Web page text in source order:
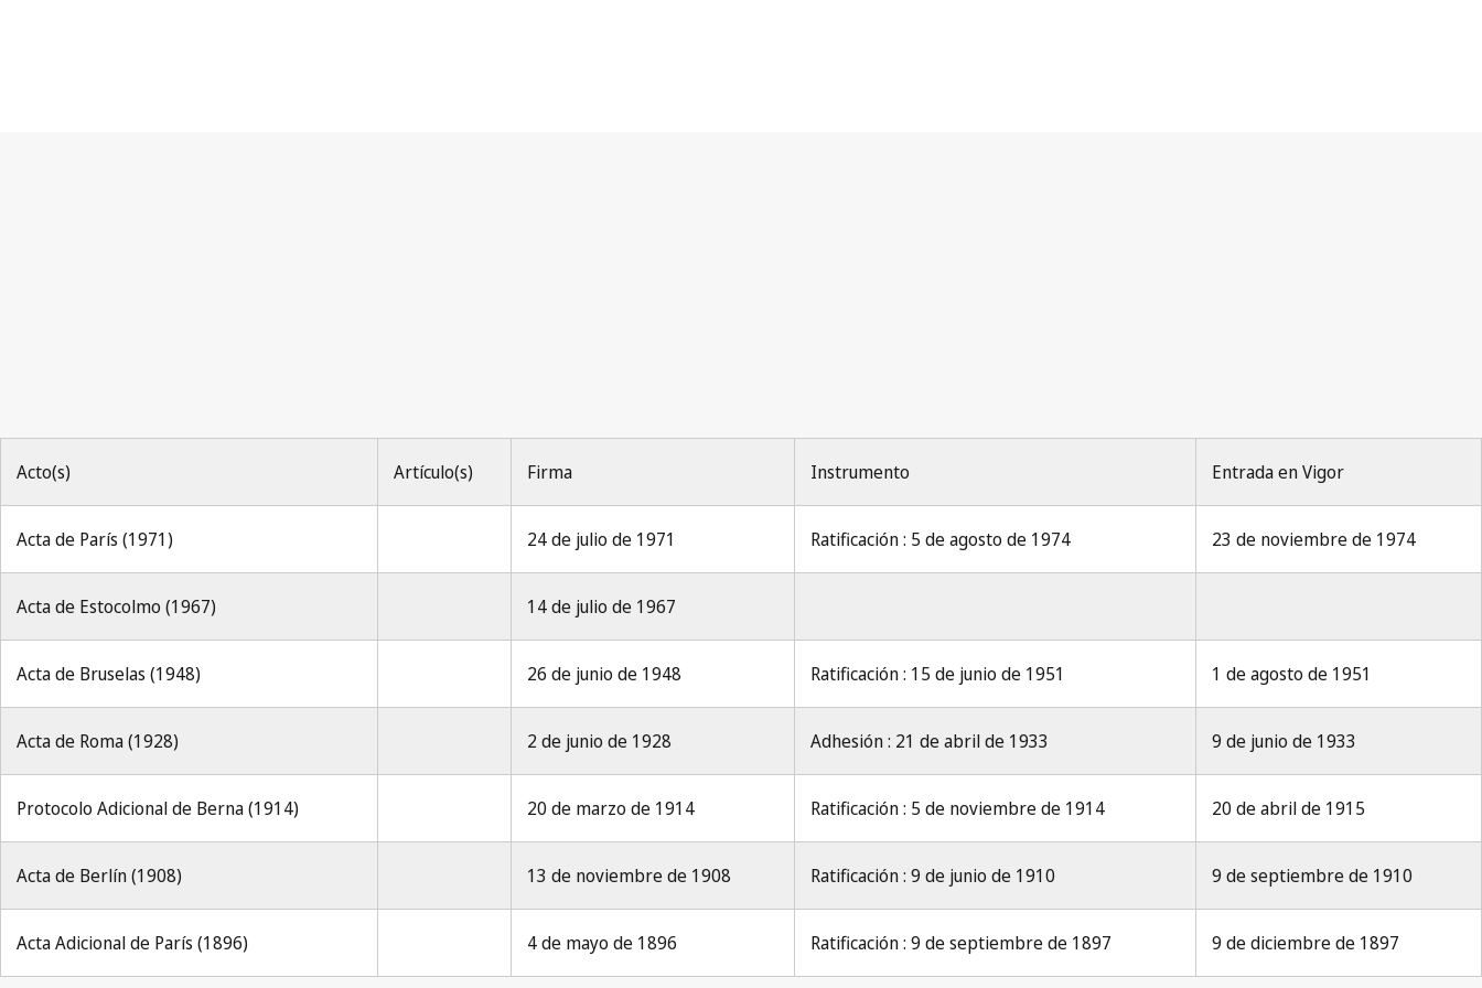
Acto(s) Artículo(s) Firma Instrumento Entrada en Vigor
Acta de París (1971) 24 de julio de 1971 Ratificación : 5 de agosto de 1974 23 de noviembre de 1974
Acta de Estocolmo (1967) 14 de julio de 1967
Acta de Bruselas (1948) 26 de junio de 1948 Ratificación : 15 de junio de 1951 1 de agosto de 1951
Acta de Roma (1928) 2 de junio de 1928 Adhesión : 21 de abril de 1933 9 de junio de 1933
Protocolo Adicional de Berna (1914) 20 de marzo de 1914 Ratificación : 5 de noviembre de 1914 20 de abril de 1915
Acta de Berlín (1908) 13 de noviembre de 1908 Ratificación : 9 de junio de 1910 9 de septiembre de 1910
Acta Adicional de París (1896) 4 de mayo de 1896 Ratificación : 9 de septiembre de 1897 9 de diciembre de 1897